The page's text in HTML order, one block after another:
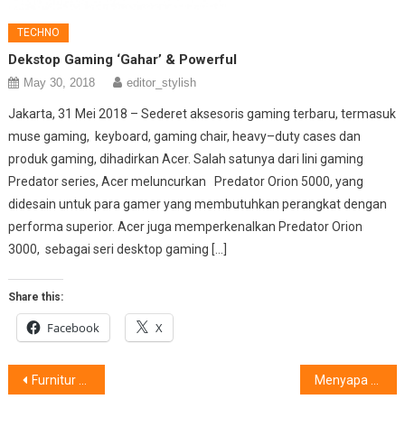
TECHNO
Dekstop Gaming ‘Gahar’ & Powerful
May 30, 2018 editor_stylish
Jakarta, 31 Mei 2018 – Sederet aksesoris gaming terbaru, termasuk
muse gaming, keyboard, gaming chair, heavy–duty cases dan
produk gaming, dihadirkan Acer. Salah satunya dari lini gaming
Predator series, Acer meluncurkan Predator Orion 5000, yang
didesain untuk para gamer yang membutuhkan perangkat dengan
performa superior. Acer juga memperkenalkan Predator Orion
3000, sebagai seri desktop gaming […]
Share this:
Facebook X
Post
Furnitur Bermotif Batik Karya Fabelio dan Negarawan Menyapa Wanita Indonesia